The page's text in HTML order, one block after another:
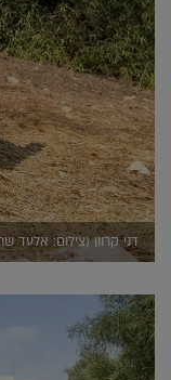
דני קרוון (צילום: אלעד